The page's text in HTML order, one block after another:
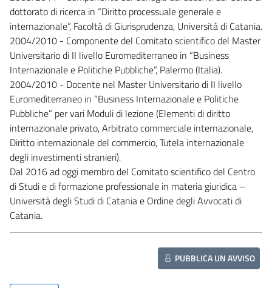
dottorato di ricerca in “Diritto processuale generale e
internazionale”, Facoltà di Giurisprudenza, Università di Catania.
2004/2010 - Componente del Comitato scientifico del Master
Universitario di II livello Euromediterraneo in “Business
Internazionale e Politiche Pubbliche”, Palermo (Italia).
2004/2010 - Docente nel Master Universitario di II livello
Euromediterraneo in “Business Internazionale e Politiche
Pubbliche” per vari Moduli di lezione (Elementi di diritto
internazionale privato, Arbitrato commerciale internazionale,
Diritto internazionale del commercio, Tutela internazionale
degli investimenti stranieri).
Dal 2016 ad oggi membro del Comitato scientifico del Centro
di Studi e di formazione professionale in materia giuridica –
Università degli Studi di Catania e Ordine degli Avvocati di
Catania.
PUBBLICA UN AVVISO